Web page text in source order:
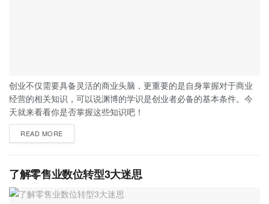
创业不仅需要具备灵活的商业头脑，更重要的是自身掌握对于商业
经营的相关知识，可以说渊博的学识是创业者必备的基本条件。今
天就来看看你是否掌握这些知识吧！
READ MORE
了解零售业数位转型3大迷思